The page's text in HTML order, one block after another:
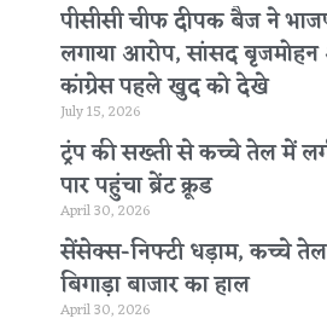
पीसीसी चीफ दीपक बैज ने
लगाया आरोप, सांसद बृजमोहन
कांग्रेस पहले खुद को देखे
July 15, 2026
ट्रंप की सख्ती से कच्चे तेल में
पार पहुंचा ब्रेंट क्रूड
April 30, 2026
सेंसेक्स-निफ्टी धड़ाम, कच्चे
बिगाड़ा बाजार का हाल
April 30, 2026